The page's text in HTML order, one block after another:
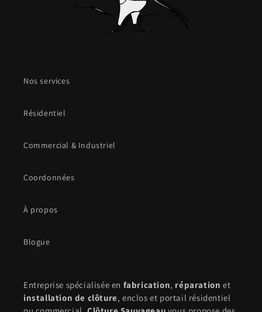
Nos services
Résidentiel
Commercial & Industriel
Coordonnées
À propos
Blogue
Entreprise spécialisée en fabrication, réparationet
installation de clôture, enclos et portail résidentiel